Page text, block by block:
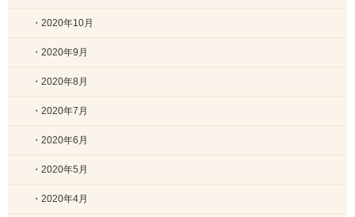
・2020年10月
・2020年9月
・2020年8月
・2020年7月
・2020年6月
・2020年5月
・2020年4月